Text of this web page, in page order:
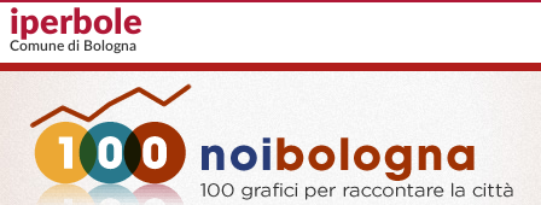
Salta al contenuto principale
iperbole
Comune di Bologna